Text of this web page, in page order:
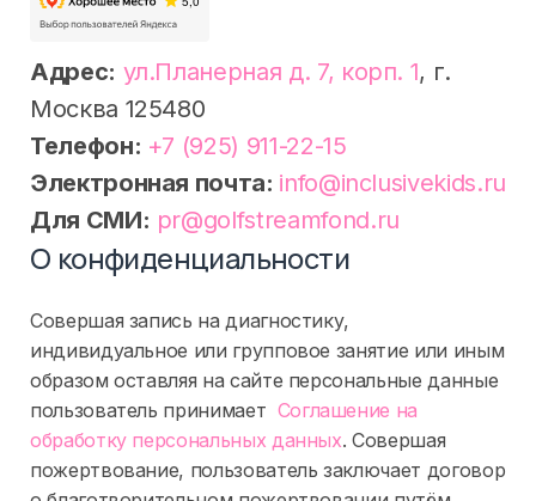
Адрес: ул.Планерная д. 7, корп. 1, г.
Москва 125480
Телефон: +7 (925) 911-22-15
Электронная почта: info@inclusivekids.ru
Для СМИ: pr@golfstreamfond.ru
О конфиденциальности
Совершая запись на диагностику,
индивидуальное или групповое занятие или иным
образом оставляя на сайте персональные данные
пользователь принимает Соглашение на
обработку персональных данных. Совершая
пожертвование, пользователь заключает договор